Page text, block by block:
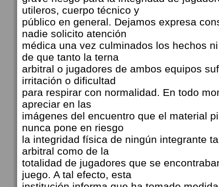
utileros, cuerpo técnico y
público en general. Dejamos expresa
nadie solicito atención
médica una vez culminados los hechos
de que tanto la terna
arbitral o jugadores de ambos equipos
irritación o dificultad
para respirar con normalidad. En todo
apreciar en las
imágenes del encuentro que el material
nunca pone en riesgo
la integridad física de ningún integrante
arbitral como de la
totalidad de jugadores que se
juego. A tal efecto, esta